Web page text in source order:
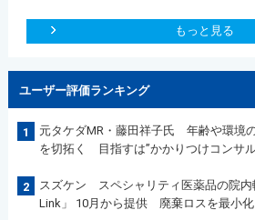
もっと見る
ユーザー評価ランキング
1
元タケダMR・藤田祥子氏 年齢や環境
を切拓く 目指すは”かかりつけコンサ
2
スズケン スペシャリティ医薬品の院内
Link」 10月から提供 廃棄ロスを最小化